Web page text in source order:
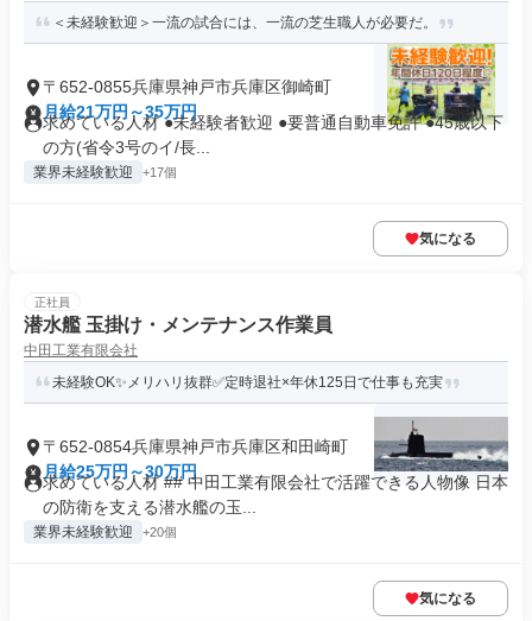
＜未経験歓迎＞一流の試合には、一流の芝生職人が必要だ。
〒652-0855兵庫県神戸市兵庫区御崎町
月給21万円～35万円
求めている人材 ●未経験者歓迎 ●要普通自動車免許 ●45歳以下
の方(省令3号のイ/長...
業界未経験歓迎 +17個
気になる
正社員
潜水艦 玉掛け・メンテナンス作業員
中田工業有限会社
未経験OK✨メリハリ抜群✅定時退社×年休125日で仕事も充実
〒652-0854兵庫県神戸市兵庫区和田崎町
月給25万円～30万円
求めている人材 ## 中田工業有限会社で活躍できる人物像 日本
の防衛を支える潜水艦の玉...
業界未経験歓迎 +20個
気になる